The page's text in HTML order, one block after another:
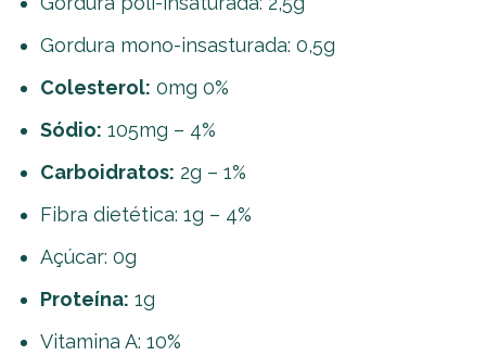
Gordura mono-insasturada: 0,5g
Colesterol: 0mg 0%
Sódio: 105mg – 4%
Carboidratos: 2g – 1%
Fibra dietética: 1g – 4%
Açúcar: 0g
Proteína: 1g
Vitamina A: 10%